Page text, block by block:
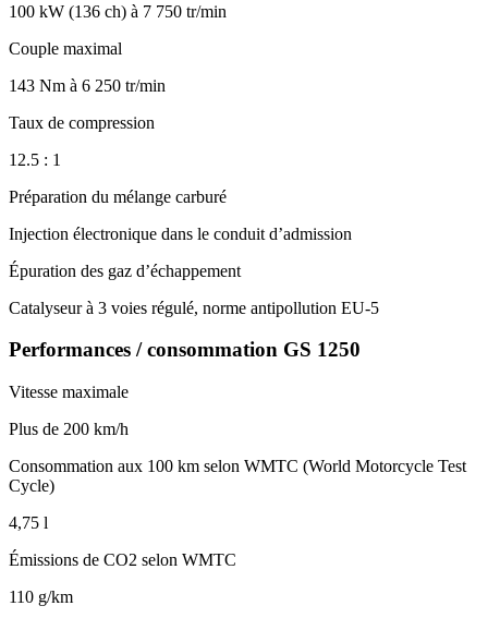
100 kW (136 ch) à 7 750 tr/min
Couple maximal
143 Nm à 6 250 tr/min
Taux de compression
12.5 : 1
Préparation du mélange carburé
Injection électronique dans le conduit d’admission
Épuration des gaz d’échappement
Catalyseur à 3 voies régulé, norme antipollution EU-5
Performances / consommation GS 1250
Vitesse maximale
Plus de 200 km/h
Consommation aux 100 km selon WMTC (World Motorcycle Test
Cycle)
4,75 l
Émissions de CO2 selon WMTC
110 g/km